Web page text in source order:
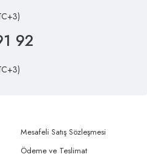
92
Mesafeli Satış Sözleşmesi
Ödeme ve Teslimat